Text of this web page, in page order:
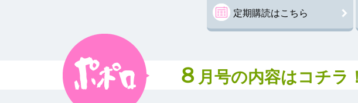
定期購読はこちら
８ 月号の内容はコチラ！